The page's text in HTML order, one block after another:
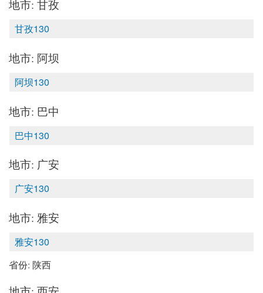
地市: 甘孜
甘孜130
地市: 阿坝
阿坝130
地市: 巴中
巴中130
地市: 广安
广安130
地市: 雅安
雅安130
省份: 陕西